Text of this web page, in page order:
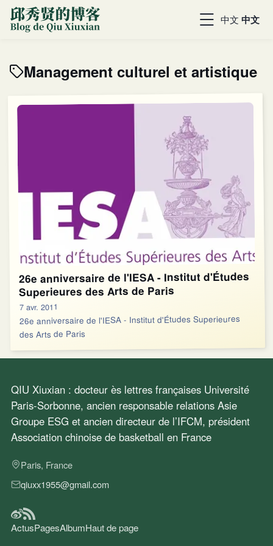
中文 中文
Management culturel et artistique
26e anniversaire de l'IESA - Institut d'Études
Superieures des Arts de Paris
7 avr. 2011
26e anniversaire de l'IESA - Institut d'Études Superieures
des Arts de Paris
QIU Xiuxian : docteur ès lettres françaises Université
Paris-Sorbonne, ancien responsable relations Asie
Groupe ESG et ancien directeur de l’IFCM, président
Association chinoise de basketball en France
Paris, France
qiuxx1955@gmail.com
ActusPagesAlbumHaut de page